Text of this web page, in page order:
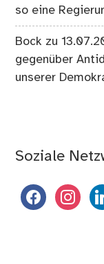
so eine
Bock zu
gegenüber
unserer
Soziale
facebook